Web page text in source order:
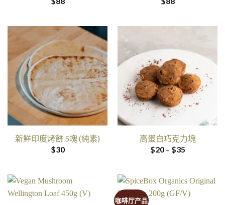
新鮮印度烤餅 5塊 (純素)
$30
高蛋白巧克力塊
$20 – $35价
$20
过
$35
咖啡厅产品